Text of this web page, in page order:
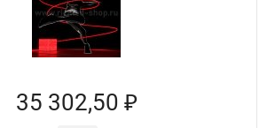
35 302,50 ₽